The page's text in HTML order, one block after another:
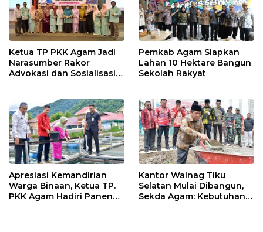
Ketua TP PKK Agam Jadi
Narasumber Rakor
Advokasi dan Sosialisasi
Pemkab Agam Siapkan
Lahan 10 Hektare Bangun
Sekolah Rakyat
Apresiasi Kemandirian
Warga Binaan, Ketua TP.
PKK Agam Hadiri Panen
Kantor Walnag Tiku
Selatan Mulai Dibangun,
Sekda Agam: Kebutuhan